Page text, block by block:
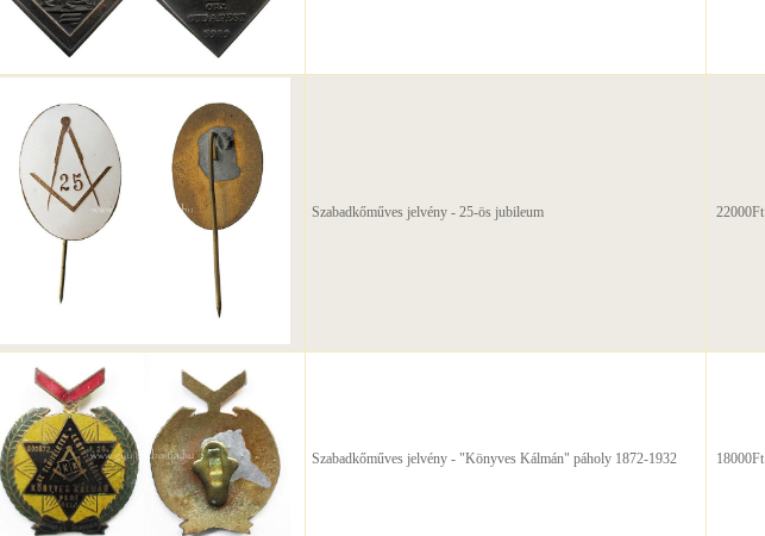
Szabadkőműves jelvény - 25-ös jubileum 22000Ft
Szabadkőműves jelvény - "Könyves Kálmán" páholy 1872-1932 18000Ft